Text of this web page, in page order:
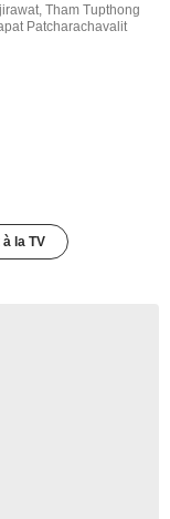
,Tham Tupthong
Patcharachavalit
la TV